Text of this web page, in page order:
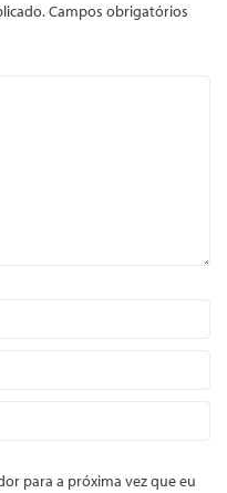
Campos obrigatórios
para a próxima vez que eu